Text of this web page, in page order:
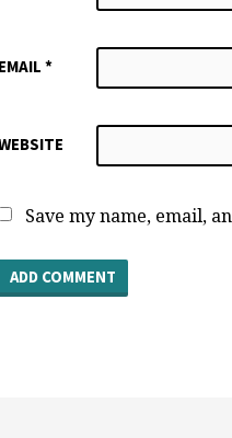
EMAIL *
Save my name, email,